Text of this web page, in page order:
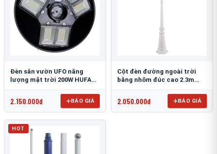
Đèn sân vườn UFO năng
lượng mặt trời 200W HUFA
2.150.000đ BÁO GIÁ
Cột đèn đường ngoài trời
bằng nhôm đúc cao 2.3m
2.050.000đ BÁO GIÁ
HOT